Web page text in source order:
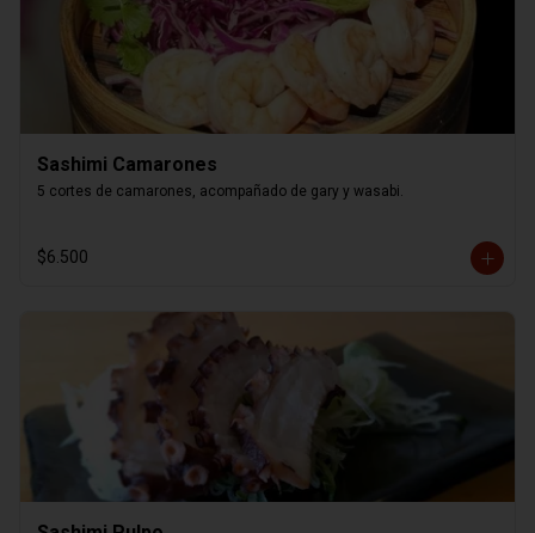
Sashimi Camarones
5 cortes de camarones, acompañado de gary y wasabi.
$6.500